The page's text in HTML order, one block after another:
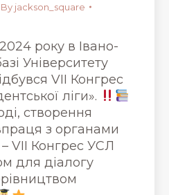
By jackson_square
року в Івано-
Університету
VII Конгрес
ліги».
створення
з органами
VII Конгрес УСЛ
для діалогу